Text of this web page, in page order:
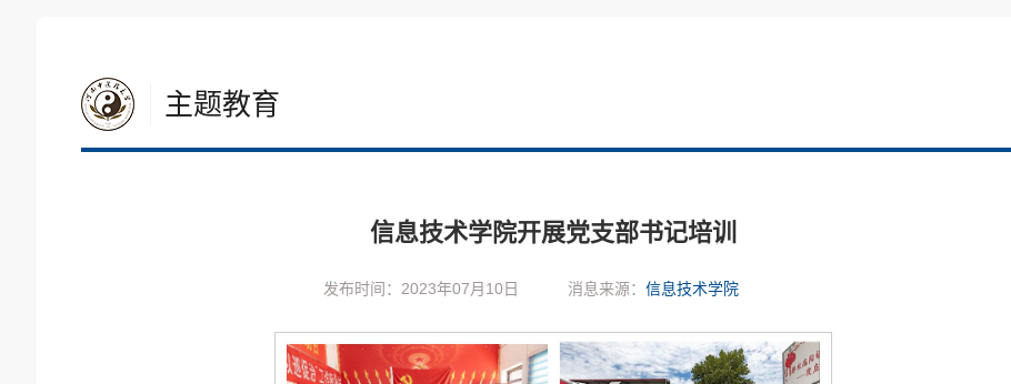
主题教育
信息技术学院开展党支部书记培训
发布时间：2023年07月10日 消息来源： 信息技术学院